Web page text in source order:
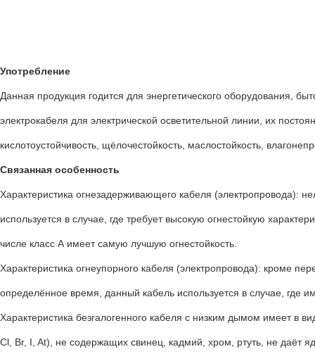
Употребление
Данная продукция годится для энергетического оборудования,
электрокабеля для электрической осветительной линии, их
кислотоустойчивость, щёлочестойкость, маслостойкость,
Связанная особенность
Характеристика огнезадерживающего кабеля (электропровода):
используется в случае, где требует высокую огнестойкую
числе класс А имеет самую лучшую огнестойкость.
Характеристика огнеупорного кабеля (электропровода): кроме
определённое время, данный кабель используется в случае, где
Характеристика безгалогенного кабеля с низким дымом имеет в
Cl, Br, I, At), не содержащих свинец, кадмий, хром, ртуть, не даёт